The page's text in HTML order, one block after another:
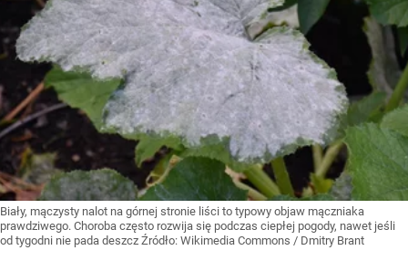
Biały, mączysty nalot na górnej stronie liści to typowy objaw mączniaka
prawdziwego. Choroba często rozwija się podczas ciepłej pogody, nawet jeśli
od tygodni nie pada deszcz Źródło: Wikimedia Commons / Dmitry Brant